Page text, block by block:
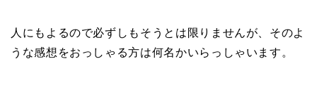
人にもよるので必ずしもそうとは限りませんが、そのよ
うな感想をおっしゃる方は何名かいらっしゃいます。